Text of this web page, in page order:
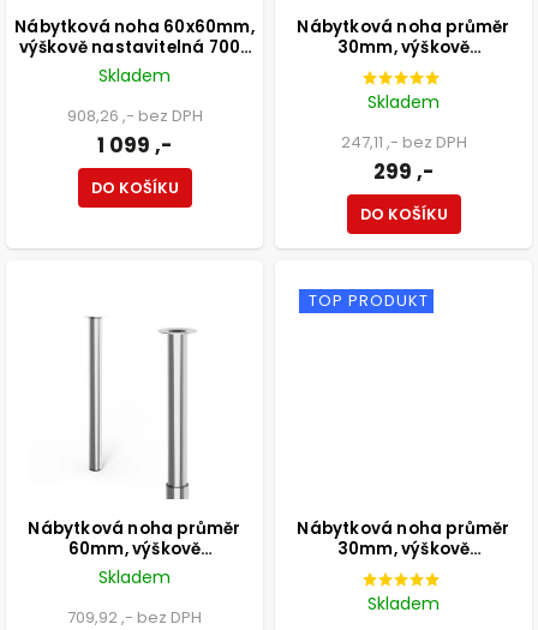
Nábytková noha 60x60mm,
výškově nastavitelná 700-
1100mm, chrom
Skladem
908,26 ,- bez DPH
1 099 ,-
DO KOŠÍKU
Nábytková noha průměr
30mm, výškově
nastavitelná 300-500mm,
chrom
Skladem
247,11 ,- bez DPH
299 ,-
DO KOŠÍKU
Nábytková noha průměr
60mm, výškově
nastavitelná 700-1100mm,
chrom
Skladem
709,92 ,- bez DPH
TOP PRODUKT
Nábytková noha průměr
30mm, výškově
nastavitelná 210-350mm,
chrom
Skladem